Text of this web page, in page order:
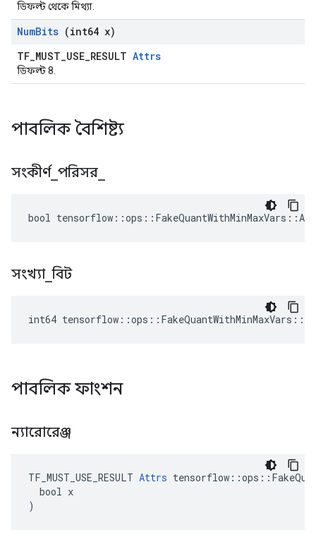
ডিফল্ট থেকে মিথ্যা.
NumBits (int64 x)
TF_MUST_USE_RESULT Attrs
ডিফল্ট 8.
পাবলিক বৈশিষ্ট্য
সংকীর্ণ_ পরিসর
bool
সংখ্যা_বিট
int64
পাবলিক ফাংশন
ন্যারোরেঞ্জ
TF_MUST_USE_RESULT Attrs
  bool x
)